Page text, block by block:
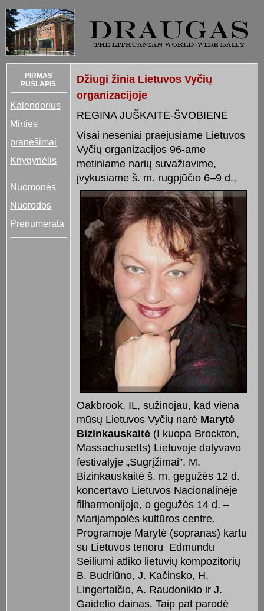
PIRMAS
PUSLAPIS
Kalendorius
Mirties
pranešimai
Knygynėlis
Nuomonės
Nuorodos
Prenumerata
Džiugi žinia Lietuvos Vyčių
organizacijoje
REGINA JUŠKAITĖ-ŠVOBIENĖ
Visai neseniai praėjusiame Lietuvos
Vyčių organizacijos 96-ame
metiniame narių suvažiavime,
įvykusiameš. m. rugpjūčio 6–9 d.,
Oakbrook, IL, sužinojau, kad viena
mūsų Lietuvos Vyčių narė Marytė
Bizinkauskaitė(I kuopa Brockton,
Massachusetts) Lietuvoje dalyvavo
festivalyje „Sugrįžimai”. M.
Bizinkauskaitė š. m. gegužės 12 d.
koncertavo Lietuvos Nacionalinėje
filharmonijoje, o gegužės 14 d. –
Marijampolės kultūros centre.
Programoje Marytė (sopranas) kartu
su Lietuvos tenoru Edmundu
Seiliumi atliko lietuvių kompozitorių
B. Budriūno, J. Kačinsko, H.
Lingertaičio, A. Raudonikio ir J.
Gaidelio dainas. Taip pat parodė